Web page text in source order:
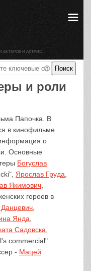
и роли
Папочка. В
в кинофильме
о
Основные
Богуслав
Ярослав Груда
Якимович
героев в
Янда
Садовска
commercial".
- Мацей
АКТЕРОВ И АКТРИС.